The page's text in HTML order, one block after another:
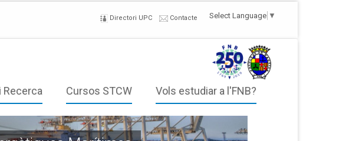
Select Language ▼
Directori UPC Contacte
Recerca Cursos STCW Vols estudiar a l'FNB?